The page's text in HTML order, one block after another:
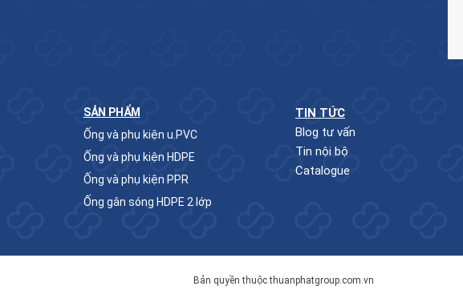
SẢN PHẨM
Ống và phụ kiện u.PVC
Ống và phụ kiện HDPE
Ống và phụ kiện PPR
Ống gân sóng HDPE 2 lớp
TIN TỨC
Blog tư vấn
Tin nội bộ
Catalogue
Bản quyền thuộc thuanphatgroup.com.vn